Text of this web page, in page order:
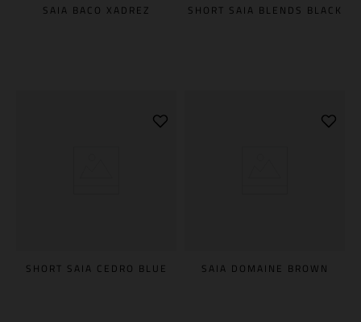
SAIA BACO XADREZ SHORT SAIA BLENDS BLACK
SHORT SAIA CEDRO BLUE SAIA DOMAINE BROWN